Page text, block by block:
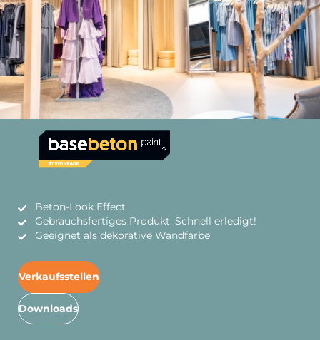
Beton-Look Effect
Gebrauchsfertiges Produkt: Schnell erledigt!
Geeignet als dekorative Wandfarbe
Verkaufsstellen
Downloads